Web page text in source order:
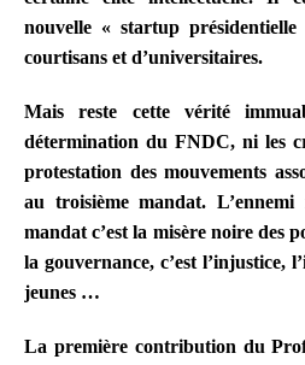
nouvelle « startup
courtisans et d’universitaires.
Mais reste cette vérité
détermination du FNDC, ni les
protestation des mouvements
au troisième mandat.
mandat c’est la misère noire des
la gouvernance, c’est l’injustice,
jeunes …
La première contribution du